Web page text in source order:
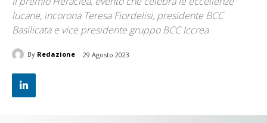
lucane, incorona Teresa Fiordelisi, presidente BCC
Basilicata e vice presidente gruppo BCC Iccrea
By Redazione 29 Agosto 2023